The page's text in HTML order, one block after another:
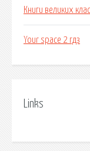
Книги великих
Your space 2 гдз
Links